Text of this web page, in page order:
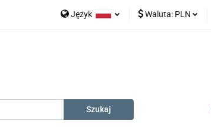
Język Waluta: PLN
producenci